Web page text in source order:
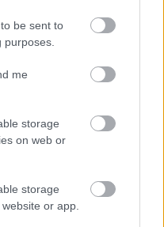
be sent to
me
storage
on web or
storage
or app.
έως 6.000 ευρώ,
συνδρομή
εσόδων για τη
το γήπεδο
στη σύνταξη